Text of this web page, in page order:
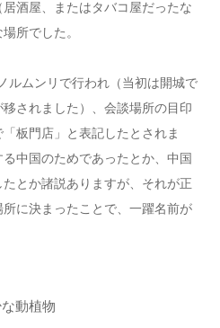
酒屋、またはタバコ屋だったな
所でした。
ルムンリで行われ（当初は開城で
されました）、会談場所の目印
板門店」と表記したとされま
中国のためであったとか、中国
とか諸説ありますが、それが正
に決まったことで、一躍名前が
動植物